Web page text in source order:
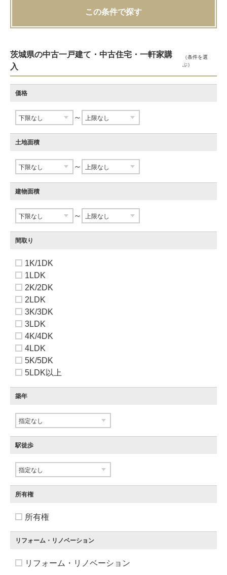
この条件で探す
茨城県の中古一戸建て・中古住宅・一軒家購
入
（条件を選
ぶ）
価格
～
土地面積
～
建物面積
～
間取り
1K/1DK
1LDK
2K/2DK
2LDK
3K/3DK
3LDK
4K/4DK
4LDK
5K/5DK
5LDK以上
築年
駅徒歩
所有権
所有権
リフォーム・リノベーション
リフォーム・リノベーション